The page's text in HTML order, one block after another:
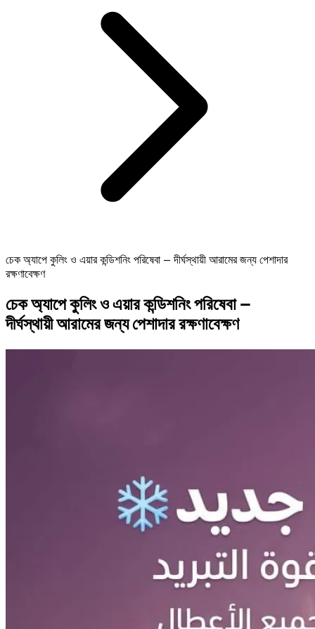
চেক অ্যাপে কুলিং ও এয়ার কন্ডিশনিং পরিষেবা – দীর্ঘস্থায়ী আরামের জন্য পেশাদার
রক্ষণাবেক্ষণ
চেক অ্যাপে কুলিং ও এয়ার কন্ডিশনিং পরিষেবা –
দীর্ঘস্থায়ী আরামের জন্য পেশাদার রক্ষণাবেক্ষণ